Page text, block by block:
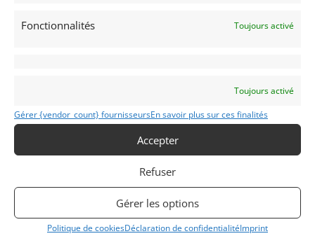
Fonctionnalités Toujours activé
Toujours activé
Gérer {vendor_count} fournisseursEn savoir plus sur ces finalités
Accepter
Refuser
Gérer les options
Politique de cookiesDéclaration de confidentialitéImprint
GT Rallye FIA
Grand Tourisme [GT]
GT Circuit
ASAVE Challenge 65
Historic Hill Climb Championship,FIA Rally
Masters Gentlemen Drivers
Mans Classic,Sixties Endurance,Tour Auto,GT
Classic,Goodwood Members Meeting,Goodwood